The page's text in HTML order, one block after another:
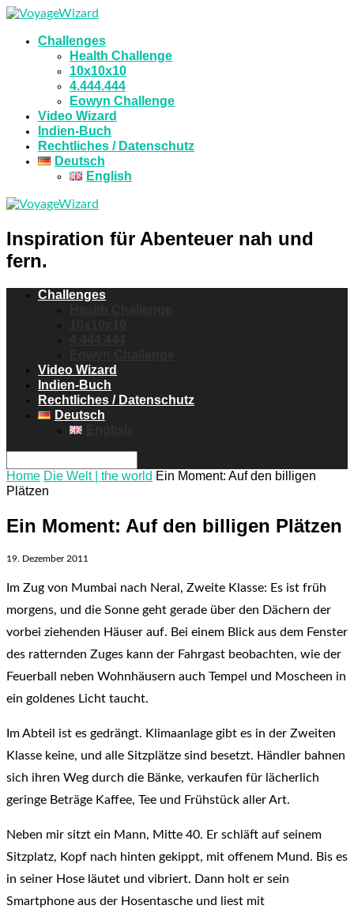
Challenges
Health Challenge
10x10x10
4.444.444
Eowyn Challenge
Video Wizard
Indien-Buch
Rechtliches / Datenschutz
Deutsch
English
Inspiration für Abenteuer nah und
fern.
Challenges
Video Wizard
Indien-Buch
Rechtliches / Datenschutz
Deutsch
Home Die Welt | the world Ein Moment: Auf den billigen
Plätzen
Ein Moment: Auf den billigen Plätzen
19. Dezember 2011
Im Zug von Mumbai nach Neral, Zweite Klasse: Es ist früh
morgens, und die Sonne geht gerade über den Dächern der
vorbei ziehenden Häuser auf. Bei einem Blick aus dem Fenster
des ratternden Zuges kann der Fahrgast beobachten, wie der
Feuerball neben Wohnhäusern auch Tempel und Moscheen in
ein goldenes Licht taucht.
Im Abteil ist es gedrängt. Klimaanlage gibt es in der Zweiten
Klasse keine, und alle Sitzplätze sind besetzt. Händler bahnen
sich ihren Weg durch die Bänke, verkaufen für lächerlich
geringe Beträge Kaffee, Tee und Frühstück aller Art.
Neben mir sitzt ein Mann, Mitte 40. Er schläft auf seinem
Sitzplatz, Kopf nach hinten gekippt, mit offenem Mund. Bis es
in seiner Hose läutet und vibriert. Dann holt er sein
Smartphone aus der Hosentasche und liest mit